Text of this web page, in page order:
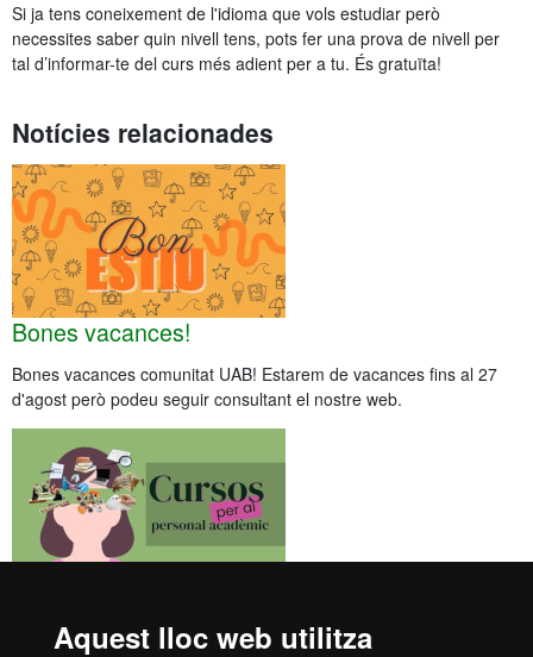
Aquest lloc web utilitza
Si ja tens coneixement de l'idioma que vols estudiar però
necessites saber quin nivell tens, pots fer una prova de nivell per
tal d’informar-te del curs més adient per a tu. És gratuïta!
Notícies relacionades
Bones vacances!
Bones vacances comunitat UAB! Estarem de vacances fins al 27
d'agost però podeu seguir consultant el nostre web.
Consulta els cursos i les convocatòries d’exàmens que ofereix el